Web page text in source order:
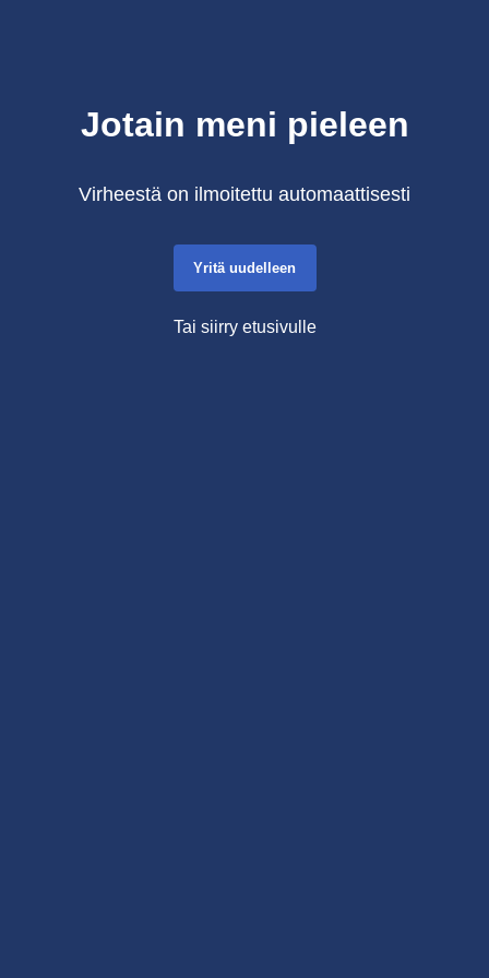
Jotain meni pieleen
Virheestä on ilmoitettu automaattisesti
Yritä uudelleen
Tai siirry etusivulle